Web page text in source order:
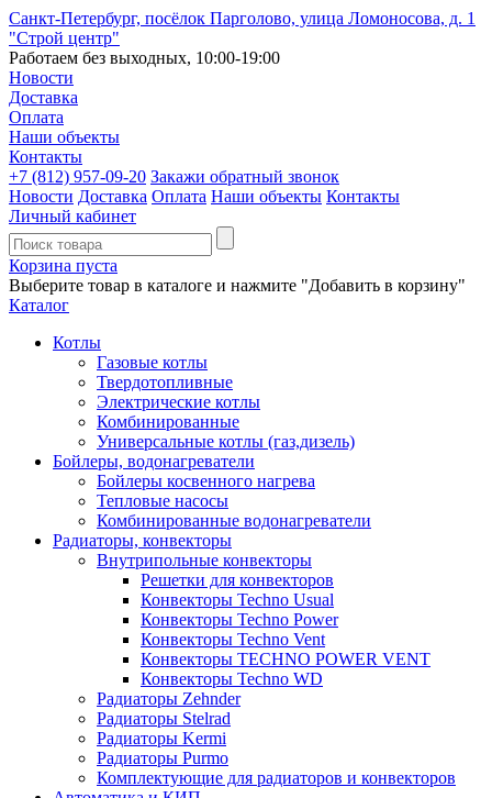
Санкт-Петербург, посёлок Парголово, улица Ломоносова, д. 1
"Строй центр"
Работаем без выходных, 10:00-19:00
Новости
Доставка
Оплата
Наши объекты
Контакты
+7 (812) 957-09-20 Закажи обратный звонок
Новости Доставка Оплата Наши объекты Контакты
Личный кабинет
Корзина пуста
Выберите товар в каталоге и нажмите "Добавить в корзину"
Каталог
Котлы
Газовые котлы
Твердотопливные
Электрические котлы
Комбинированные
Универсальные котлы (газ,дизель)
Бойлеры, водонагреватели
Бойлеры косвенного нагрева
Тепловые насосы
Комбинированные водонагреватели
Радиаторы, конвекторы
Внутрипольные конвекторы
Решетки для конвекторов
Конвекторы Techno Usual
Конвекторы Techno Power
Конвекторы Techno Vent
Конвекторы TECHNO POWER VENT
Конвекторы Techno WD
Радиаторы Zehnder
Радиаторы Stelrad
Радиаторы Kermi
Радиаторы Purmo
Комплектующие для радиаторов и конвекторов